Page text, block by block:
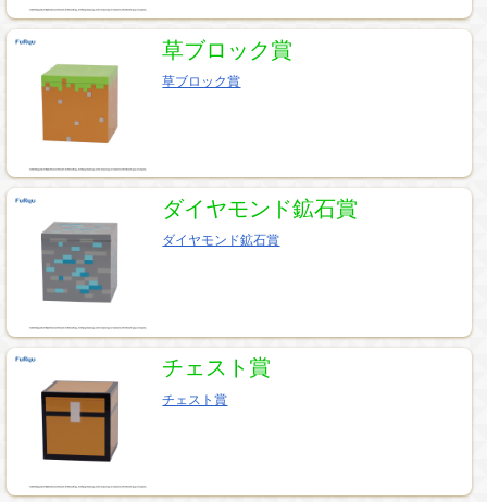
草ブロック賞
草ブロック賞
ダイヤモンド鉱石賞
ダイヤモンド鉱石賞
チェスト賞
チェスト賞